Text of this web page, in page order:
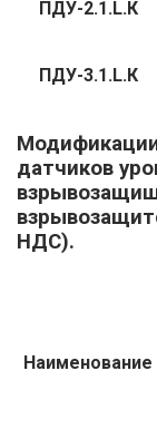
ПДУ-2.1.L.К
ПДУ-3.1.L.К
датчиков
НДС).
Наименование